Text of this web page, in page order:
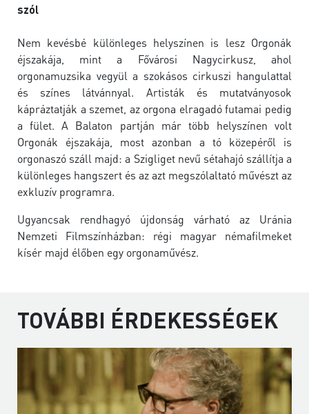
szól
Nem kevésbé különleges helyszínen is lesz Orgonák
éjszakája, mint a Fővárosi Nagycirkusz, ahol
orgonamuzsika vegyül a szokásos cirkuszi hangulattal
és színes látvánnyal. Artisták és mutatványosok
kápráztatják a szemet, az orgona elragadó futamai pedig
a fület. A Balaton partján már több helyszínen volt
Orgonák éjszakája, most azonban a tó közepéről is
orgonaszó száll majd: a Szigliget nevű sétahajó szállítja a
különleges hangszert és az azt megszólaltató művészt az
exkluzív programra.
Ugyancsak rendhagyó újdonság várható az Uránia
Nemzeti Filmszínházban: régi magyar némafilmeket
kísér majd élőben egy orgonaművész.
TOVÁBBI ÉRDEKESSÉGEK